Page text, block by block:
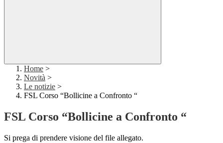
Home >
Novità >
Le notizie >
FSL Corso “Bollicine a Confronto “
FSL Corso “Bollicine a Confronto “
Si prega di prendere visione del file allegato.